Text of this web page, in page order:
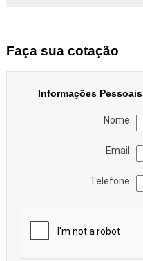
Faça sua cotação
Informações Pessoais
Nome:
Email:
Telefone: